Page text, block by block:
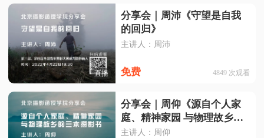
直播
分享会｜周沛《守望是自我
的回归》
主讲人：周沛
免费 4849 次观看
分享会｜周仰《源自个人家
庭、精神家园 与物理故乡的
三本摄影书》
主讲人：周仰